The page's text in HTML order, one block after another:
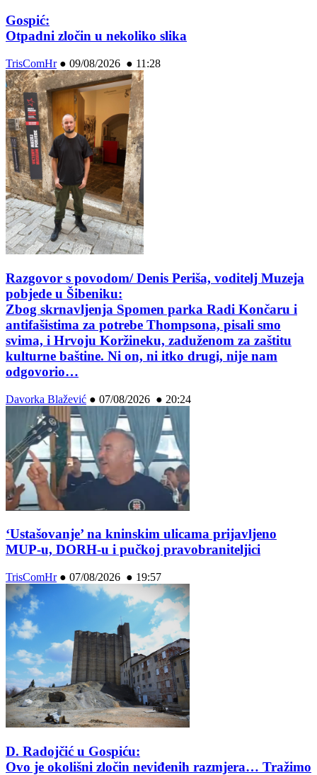
Gospić:
Otpadni zločin u nekoliko slika
TrisComHr● 09/08/2026 ● 11:28
Razgovor s povodom/ Denis Periša, voditelj Muzeja
pobjede u Šibeniku:
Zbog skrnavljenja Spomen parka Radi Končaru i
antifašistima za potrebe Thompsona, pisali smo
svima, i Hrvoju Koržineku, zaduženom za zaštitu
kulturne baštine. Ni on, ni itko drugi, nije nam
odgovorio…
Davorka Blažević ● 07/08/2026 ● 20:24
‘Ustašovanje’ na kninskim ulicama prijavljeno
MUP-u, DORH-u i pučkoj pravobraniteljici
TrisComHr● 07/08/2026 ● 19:57
D. Radojčić u Gospiću:
Ovo je okolišni zločin neviđenih razmjera… Tražimo